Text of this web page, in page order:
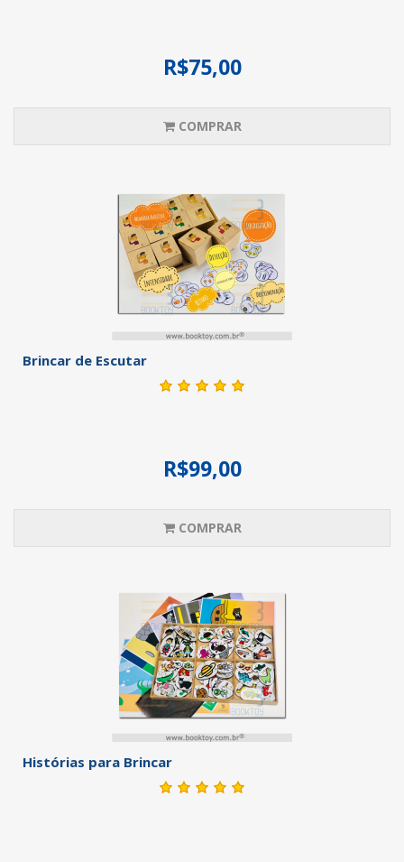
R$75,00
COMPRAR
Brincar de Escutar
R$99,00
COMPRAR
Histórias para Brincar